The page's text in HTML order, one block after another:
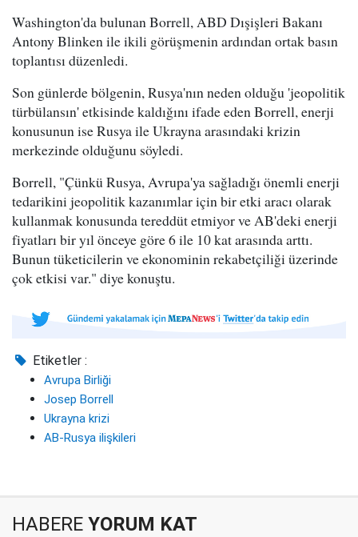
Washington'da bulunan Borrell, ABD Dışişleri Bakanı
Antony Blinken ile ikili görüşmenin ardından ortak basın
toplantısı düzenledi.
Son günlerde bölgenin, Rusya'nın neden olduğu 'jeopolitik
türbülansın' etkisinde kaldığını ifade eden Borrell, enerji
konusunun ise Rusya ile Ukrayna arasındaki krizin
merkezinde olduğunu söyledi.
Borrell, "Çünkü Rusya, Avrupa'ya sağladığı önemli enerji
tedarikini jeopolitik kazanımlar için bir etki aracı olarak
kullanmak konusunda tereddüt etmiyor ve AB'deki enerji
fiyatları bir yıl önceye göre 6 ile 10 kat arasında arttı.
Bunun tüketicilerin ve ekonominin rekabetçiliği üzerinde
çok etkisi var." diye konuştu.
Etiketler :
Avrupa Birliği
Josep Borrell
Ukrayna krizi
AB-Rusya ilişkileri
HABERE YORUM KAT